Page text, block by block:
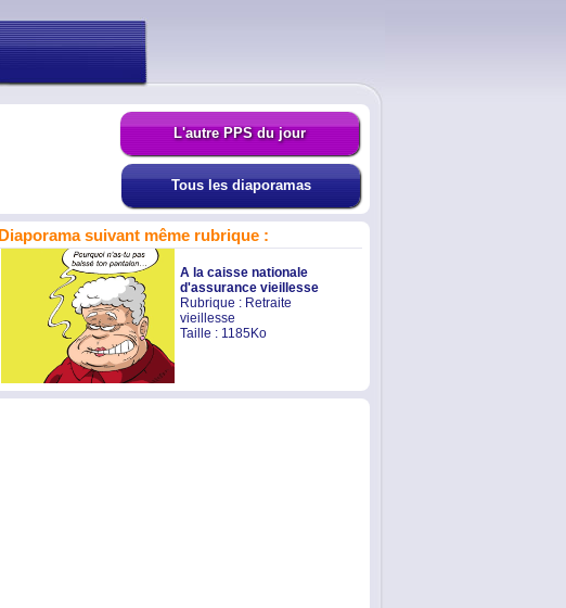
L'autre PPS du jour
Tous les diaporamas
Diaporama suivant même rubrique :
A la caisse nationale
d'assurance vieillesse
Rubrique : Retraite
vieillesse
Taille : 1185Ko